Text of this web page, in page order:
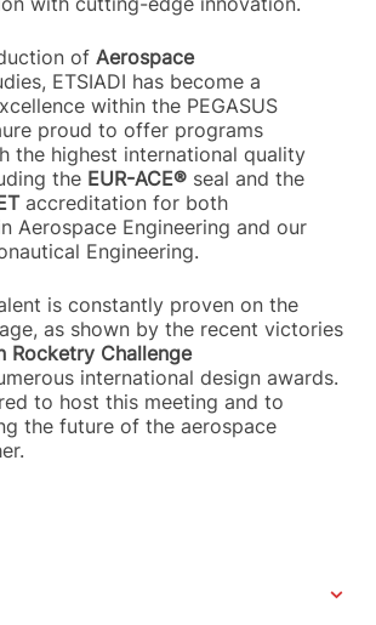
of Aerospace
ETSIADI has become a
within the PEGASUS
proud to offer programs
the highest international quality
the EUR-ACE® seal and the
accreditation for both
Aerospace Engineering and our
Engineering.
is constantly proven on the
as shown by the recent victories
Rocketry Challenge
international design awards.
to host this meeting and to
the future of the aerospace